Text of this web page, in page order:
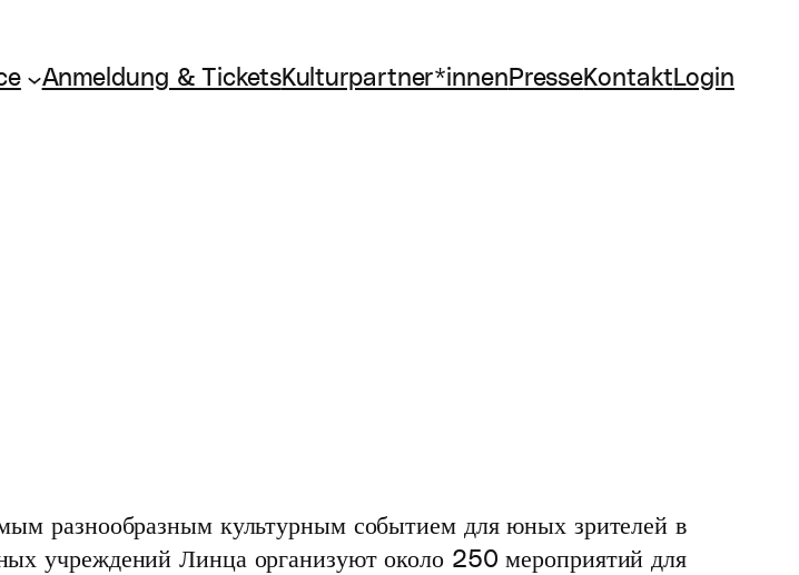
Anmeldung & TicketsKulturpartner*innenPresseKontaktLogin
разнообразным культурным событием для юных зрителей в
учреждений Линца организуют около 250 мероприятий для